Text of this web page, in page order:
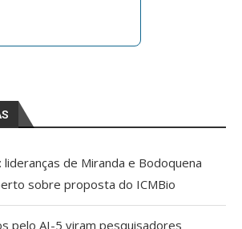
lideranças de Miranda e Bodoquena
sobre proposta do ICMBio
pelo AI-5 viram pesquisadores